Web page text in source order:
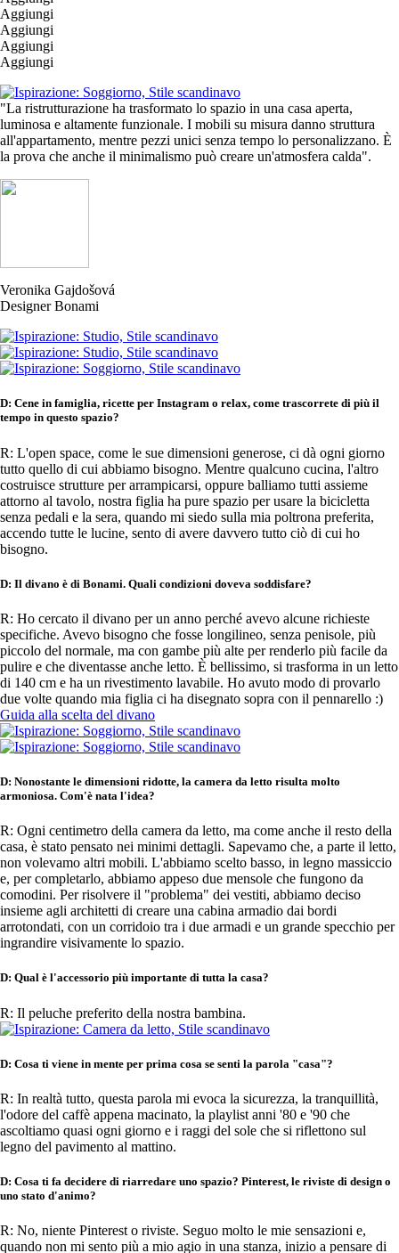
Aggiungi
Aggiungi
Aggiungi
Aggiungi
"La ristrutturazione ha trasformato lo spazio in una casa aperta,
luminosa e altamente funzionale. I mobili su misura danno struttura
all'appartamento, mentre pezzi unici senza tempo lo personalizzano. È
la prova che anche il minimalismo può creare un'atmosfera calda".
Veronika Gajdošová
Designer Bonami
D: Cene in famiglia, ricette per Instagram o relax, come trascorrete di più il
tempo in questo spazio?
R: L'open space, come le sue dimensioni generose, ci dà ogni giorno
tutto quello di cui abbiamo bisogno. Mentre qualcuno cucina, l'altro
costruisce strutture per arrampicarsi, oppure balliamo tutti assieme
attorno al tavolo, nostra figlia ha pure spazio per usare la bicicletta
senza pedali e la sera, quando mi siedo sulla mia poltrona preferita,
accendo tutte le lucine, sento di avere davvero tutto ciò di cui ho
bisogno.
D: Il divano è di Bonami. Quali condizioni doveva soddisfare?
R: Ho cercato il divano per un anno perché avevo alcune richieste
specifiche. Avevo bisogno che fosse longilineo, senza penisole, più
piccolo del normale, ma con gambe più alte per renderlo più facile da
pulire e che diventasse anche letto. È bellissimo, si trasforma in un letto
di 140 cm e ha un rivestimento lavabile. Ho avuto modo di provarlo
due volte quando mia figlia ci ha disegnato sopra con il pennarello :)
Guida alla scelta del divano
D: Nonostante le dimensioni ridotte, la camera da letto risulta molto
armoniosa. Com'è nata l'idea?
R: Ogni centimetro della camera da letto, ma come anche il resto della
casa, è stato pensato nei minimi dettagli. Sapevamo che, a parte il letto,
non volevamo altri mobili. L'abbiamo scelto basso, in legno massiccio
e, per completarlo, abbiamo appeso due mensole che fungono da
comodini. Per risolvere il "problema" dei vestiti, abbiamo deciso
insieme agli architetti di creare una cabina armadio dai bordi
arrotondati, con un corridoio tra i due armadi e un grande specchio per
ingrandire visivamente lo spazio.
D: Qual è l'accessorio più importante di tutta la casa?
R: Il peluche preferito della nostra bambina.
D: Cosa ti viene in mente per prima cosa se senti la parola "casa"?
R: In realtà tutto, questa parola mi evoca la sicurezza, la tranquillità,
l'odore del caffè appena macinato, la playlist anni '80 e '90 che
ascoltiamo quasi ogni giorno e i raggi del sole che si riflettono sul
legno del pavimento al mattino.
D: Cosa ti fa decidere di riarredare uno spazio? Pinterest, le riviste di design o
uno stato d'animo?
R: No, niente Pinterest o riviste. Seguo molto le mie sensazioni e,
quando non mi sento più a mio agio in una stanza, inizio a pensare di